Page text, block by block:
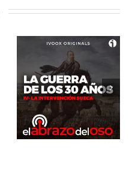
El Abrazo
del Oso.
Dinosaurios
Live Stream